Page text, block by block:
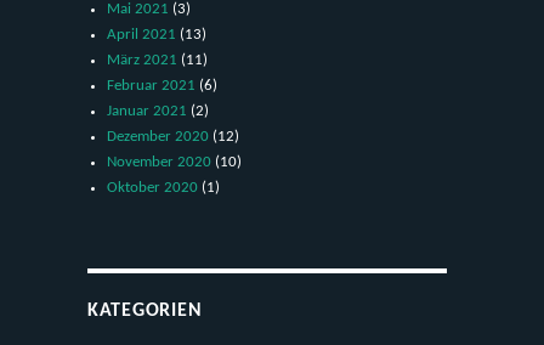
Mai 2021 (3)
April 2021 (13)
März 2021 (11)
Februar 2021 (6)
Januar 2021 (2)
Dezember 2020 (12)
November 2020 (10)
Oktober 2020 (1)
KATEGORIEN